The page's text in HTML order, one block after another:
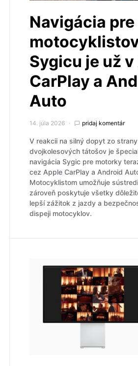
Navigácia pre
Sygicu je už
CarPlay a
Auto
14. júla 2026 pridaj komentár
V reakcii na silný dopyt zo
dvojkolesových tátošov je
navigácia Sygic pre motorky
cez Apple CarPlay a Android
Motocyklistom umožňuje
zároveň poskytuje všetky
lepší zážitok z jazdy a
dispeji motocyklov.